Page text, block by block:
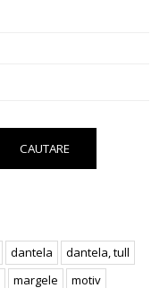
dantela
dantela, tull
margele motiv